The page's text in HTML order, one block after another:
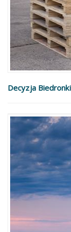
Decyzja